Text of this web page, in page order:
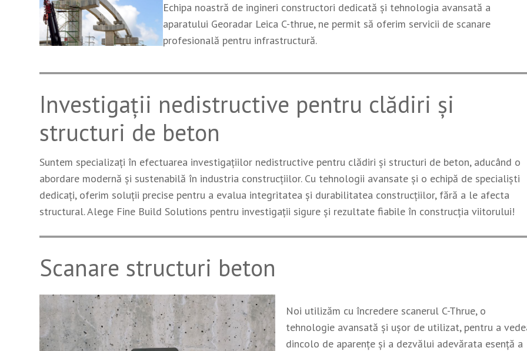
Echipa noastră de ingineri constructori dedicată și tehnologia avansată a
aparatului Georadar Leica C-thrue, ne permit să oferim servicii de scanare
profesională pentru infrastructură.
Investigații nedistructive pentru clădiri și
structuri de beton
Suntem specializați în efectuarea investigațiilor nedistructive pentru clădiri și structuri de beton, aducând o
abordare modernă și sustenabilă în industria construcțiilor. Cu tehnologii avansate și o echipă de specialiști
dedicați, oferim soluții precise pentru a evalua integritatea și durabilitatea construcțiilor, fără a le afecta
structural. Alege Fine Build Solutions pentru investigații sigure și rezultate fiabile în construcția viitorului!
Scanare structuri beton
Noi utilizăm cu încredere scanerul C-Thrue, o
tehnologie avansată și ușor de utilizat, pentru a
dincolo de aparențe și a dezvălui adevărata esență a